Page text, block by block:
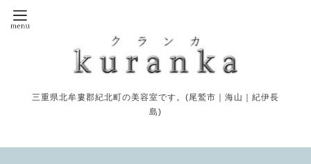
三重県北牟婁郡紀北町の美容室です。(尾鷲市｜海山｜紀伊長
島)